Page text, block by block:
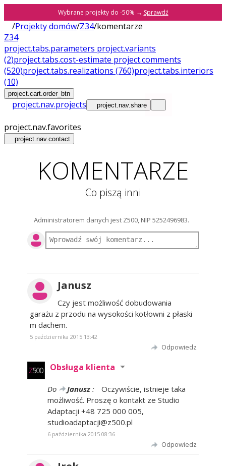
Wybrane projekty do -50% → Sprawdź
/Projekty domów/Z34/komentarze
Z34
project.tabs.parameters project.variants
(2)project.tabs.cost-estimate project.comments
(520)project.tabs.realizations (760)project.tabs.interiors
(10)
project.cart.order_btn
project.nav.projects project.nav.share
project.nav.favorites
project.nav.contact
KOMENTARZE
Co piszą inni
Administratorem danych jest Z500, NIP 5252496983.
Janusz
Czy jest możliwość dobudowania
garażu z przodu na wysokości kotłowni z płaski
m dachem.
5 października 2015 13:42
Odpowiedz
Obsługa klienta
Do Janusz :
Oczywiście, istnieje taka
możliwość. Proszę o kontakt ze Studio
Adaptacji +48 725 000 005,
studioadaptacji@z500.pl
6 października 2015 08:36
Odpowiedz